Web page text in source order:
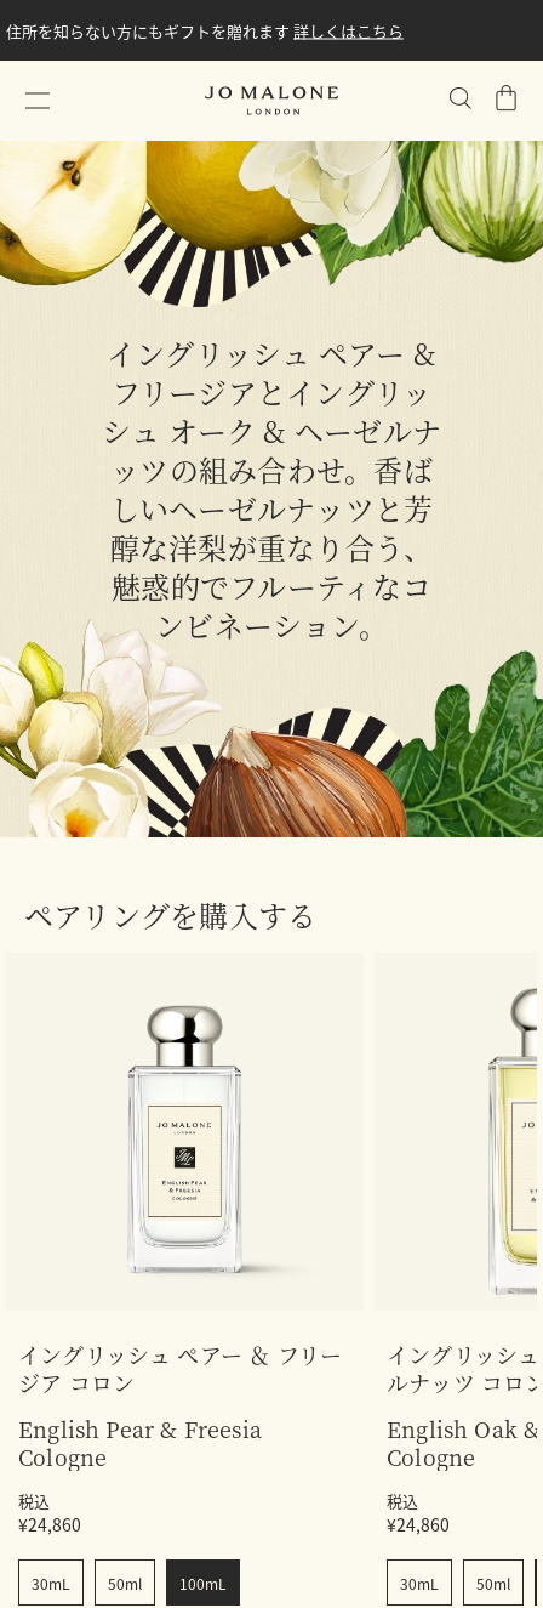
住所を知らない方にもギフトを贈れます 詳しくはこちら
シ
ッ
ピ
ン
グ
イングリッシュ ペアー &
フリージアとイングリッ
シュ オーク & ヘーゼルナ
ッツの組み合わせ。香ば
しいヘーゼルナッツと芳
醇な洋梨が重なり合う、
魅惑的でフルーティなコ
ンビネーション。
ペアリングを購入する
イングリッシュ ぺアー ＆ フリー
ジア コロン
English Pear & Freesia
Cologne
税込
¥24,860
30mL 50ml 100mL
イングリッシ
ルナッツ コロ
English Oak
Cologne
税込
¥24,860
30mL 50ml